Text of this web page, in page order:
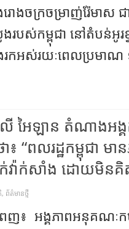
ោងចក្រចម្រាញ់រ៉ែមាស
របស់កម្ពុជា នៅតំបន់អូរ
ងរកអស់រយៈពេលប្រមាណ
លី អៃឡាន តំណាងអង្
ថា៖ “ពលរដ្ឋកម្ពុជ
វ៉ាក់សាំង ដោយមិនគិត
, ព័ត៌មានថ្មី
េញ៖ អង្គភាពអនុគណៈកម្